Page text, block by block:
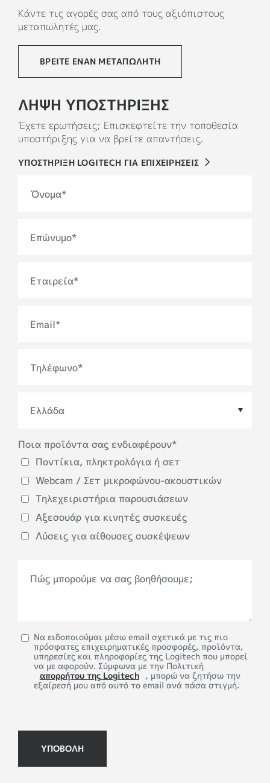
Κάντε τις αγορές σας από τους αξιόπιστους
μεταπωλητές μας.
ΒΡΕΙΤΕ ΕΝΑΝ ΜΕΤΑΠΩΛΗΤΗ
ΛΗΨΗ ΥΠΟΣΤΗΡΙΞΗΣ
Έχετε ερωτήσεις; Επισκεφτείτε την τοποθεσία
υποστήριξης για να βρείτε απαντήσεις.
ΥΠΟΣΤΗΡΙΞΗ LOGITECH ΓΙΑ ΕΠΙΧΕΙΡΗΣΕΙΣ
Όνομα*
Επώνυμο*
Εταιρεία*
Email*
Τηλέφωνο*
Χώρα*
Ποια προϊόντα σας ενδιαφέρουν*
Ποντίκια, πληκτρολόγια ή σετ
Webcam / Σετ μικροφώνου-ακουστικών
Τηλεχειριστήρια παρουσιάσεων
Αξεσουάρ για κινητές συσκευές
Λύσεις για αίθουσες συσκέψεων
Πώς μπορούμε να σας βοηθήσουμε;
Να ειδοποιούμαι μέσω email σχετικά με τις πιο
πρόσφατες επιχειρηματικές προσφορές, προϊόντα,
υπηρεσίες και πληροφορίες της Logitech που μπορεί
να με αφορούν. Σύμφωνα με την Πολιτική
απορρήτου της Logitech , μπορώ να ζητήσω την
εξαίρεσή μου από αυτό το email ανά πάσα στιγμή.
ΥΠΟΒΟΛΉ